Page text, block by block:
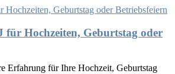
für Hochzeiten, Geburtstag oder
Erfahrung für Ihre Hochzeit, Geburtstag